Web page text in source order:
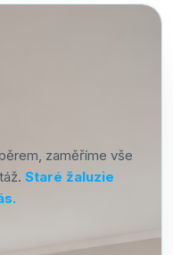
zaměříme vše
Staré žaluzie